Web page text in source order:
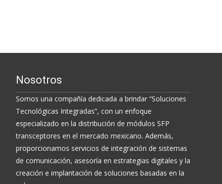
Nosotros
Somos una compañía dedicada a brindar “Soluciones
Tecnológicas Integradas”, con un enfoque
especializado en la distribución de módulos SFP
transceptores en el mercado mexicano. Además,
proporcionamos servicios de integración de sistemas
de comunicación, asesoría en estrategias digitales y la
creación e implantación de soluciones basadas en la